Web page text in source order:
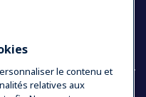
le contenu et
relatives aux